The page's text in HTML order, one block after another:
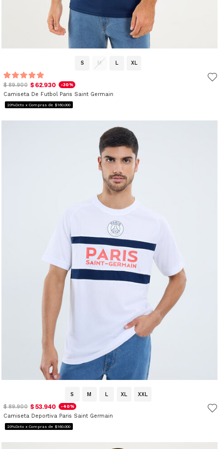
S M L XL
$ 89.900 $ 62.930 -30%
Camiseta De Futbol Paris Saint Germain
20%Dcto x Compras de $160.000
S M L XL
XXL
$ 89.900 $ 53.940 -40%
Camiseta Deportiva Paris Saint Germain
20%Dcto x Compras de $160.000